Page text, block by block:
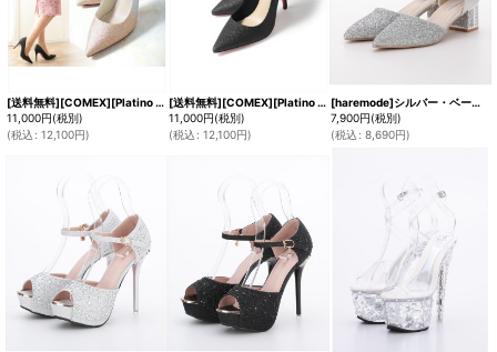
[送料無料][COMEX][Platino deux]プラチナドゥ・ゴールド・ブラック・ラメ・ポインテッドトゥ・グリッター・10.5cmヒール・シンプル・パンプス[即日発送]
11,000円(税別)
(税込: 12,100円)
[送料無料][COMEX][Platino deux]プラチナドゥ・ブラック・ゴールド・ラメ・ポインテッドトゥ・グリッター・10.5cmヒール・シンプル・パンプス[即日発送]
11,000円(税別)
(税込: 12,100円)
[haremode]シルバー・ベージュ・ブラック・グリッター・チャンキーヒール・5cm・アンクルストラップ・パンプス[即日発送]
7,900円(税別)
(税込: 8,690円)